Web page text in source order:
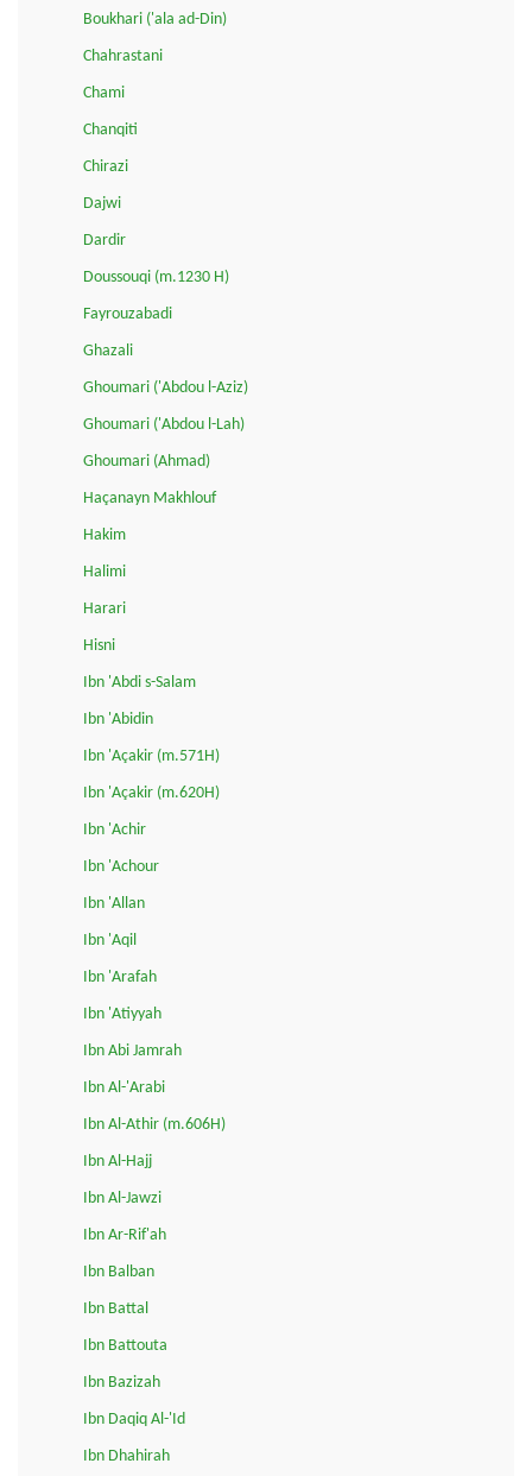
Boukhari ('ala ad-Din)
Chahrastani
Chami
Chanqiti
Chirazi
Dajwi
Dardir
Doussouqi (m.1230 H)
Fayrouzabadi
Ghazali
Ghoumari ('Abdou l-Aziz)
Ghoumari ('Abdou l-Lah)
Ghoumari (Ahmad)
Haçanayn Makhlouf
Hakim
Halimi
Harari
Hisni
Ibn 'Abdi s-Salam
Ibn 'Abidin
Ibn 'Açakir (m.571H)
Ibn 'Açakir (m.620H)
Ibn 'Achir
Ibn 'Achour
Ibn 'Allan
Ibn 'Aqil
Ibn 'Arafah
Ibn 'Atiyyah
Ibn Abi Jamrah
Ibn Al-'Arabi
Ibn Al-Athir (m.606H)
Ibn Al-Hajj
Ibn Al-Jawzi
Ibn Ar-Rif'ah
Ibn Balban
Ibn Battal
Ibn Battouta
Ibn Bazizah
Ibn Daqiq Al-'Id
Ibn Dhahirah